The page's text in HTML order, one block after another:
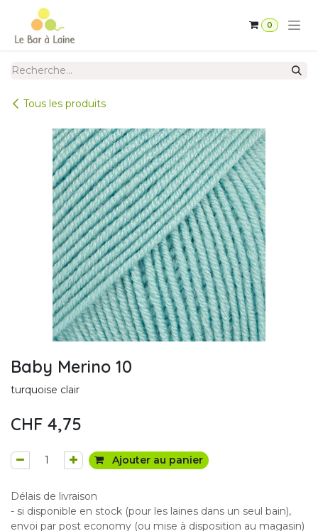
Se rendre au contenu
0
Tous les produits
Baby Merino 10
turquoise clair
CHF 4,75
Ajouter au panier
Délais de livraison
- si disponible en stock (pour les laines dans un seul bain),
envoi par post economy (ou mise à disposition au magasin)